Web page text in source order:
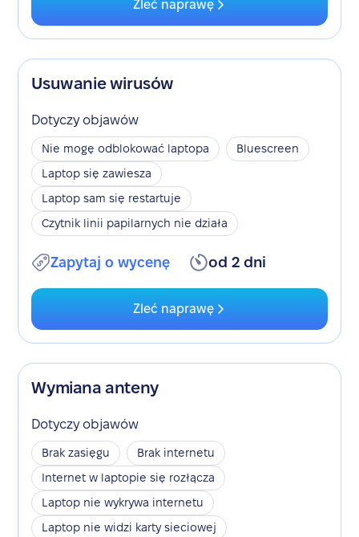
Zleć naprawę
Usuwanie wirusów
Dotyczy objawów
Nie mogę odblokować laptopa
Bluescreen
Laptop się zawiesza
Laptop sam się restartuje
Czytnik linii papilarnych nie działa
Zapytaj o wycenę od 2 dni
Zleć naprawę
Wymiana anteny
Dotyczy objawów
Brak zasięgu
Brak internetu
Internet w laptopie się rozłącza
Laptop nie wykrywa internetu
Laptop nie widzi karty sieciowej